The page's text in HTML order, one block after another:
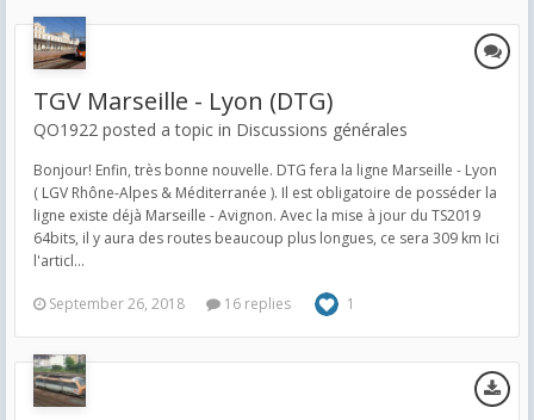
TGV Marseille - Lyon (DTG)
QO1922 posted a topic in Discussions générales
Bonjour! Enfin, très bonne nouvelle. DTG fera la ligne Marseille - Lyon
( LGV Rhône-Alpes & Méditerranée ). Il est obligatoire de posséder la
ligne existe déjà Marseille - Avignon. Avec la mise à jour du TS2019
64bits, il y aura des routes beaucoup plus longues, ce sera 309 km Ici
l'articl...
September 26, 2018 16 replies 1